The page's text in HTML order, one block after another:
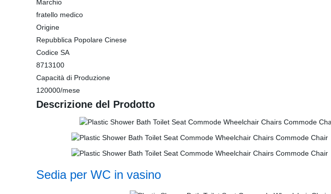
Marchio
fratello medico
Origine
Repubblica Popolare Cinese
Codice SA
8713100
Capacità di Produzione
120000/mese
Descrizione del Prodotto
Sedia per WC in vasino